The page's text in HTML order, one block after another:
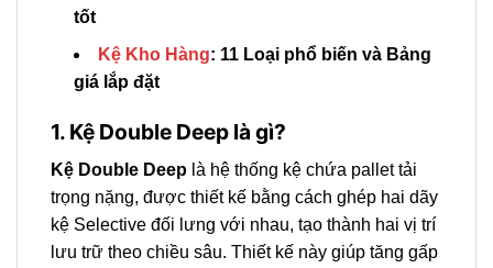
tốt
Kệ Kho Hàng: 11 Loại phổ biến và Bảng
giá lắp đặt
1. Kệ Double Deep là gì?
Kệ Double Deep là hệ thống kệ chứa pallet tải
trọng nặng, được thiết kế bằng cách ghép hai dãy
kệ Selective đối lưng với nhau, tạo thành hai vị trí
lưu trữ theo chiều sâu. Thiết kế này giúp tăng gấp